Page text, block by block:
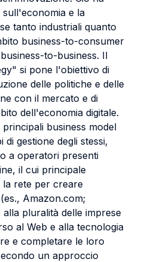
e la
tanto industriali quanto
business-to-consumer
to-business. Il
si pone l'obiettivo di
delle politiche e delle
con il mercato e di
dell'economia digitale.
business model
di gestione degli stessi,
a operatori presenti
il cui principale
la rete per creare
Amazon.com;
pluralità delle imprese
al Web e alla tecnologia
e completare le loro
un approccio